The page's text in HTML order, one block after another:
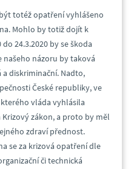
totéž opatření vyhlášeno
Mohlo by totiž dojít k
24.3.2020 by se škoda
našeho názoru by taková
diskriminační. Nadto,
České republiky, ve
vláda vyhlásila
zákon, a proto by měl
zdraví přednost.
se za krizová opatření dle
či technická